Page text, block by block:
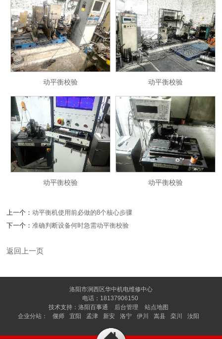
动平衡校验 动平衡校验
动平衡校验 动平衡校验
上一个：动平衡机使用前必做的8个核心步骤
下一个：准确判断设备何时急需动平衡校验
返回上一页
洛阳市涧西区华中机电维修中心
电话：18137906150
技术支持： 洛阳百事通 后台管理
站点地图
企业分站：
偃师 宜阳 孟津 新安 洛宁 伊川 嵩县 栾川 汝阳